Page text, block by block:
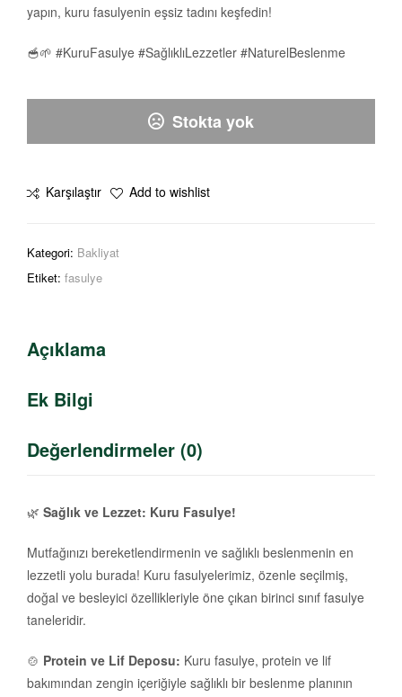
yapın, kuru fasulyenin eşsiz tadını keşfedin!
🥣🌱 #KuruFasulye #SağlıklıLezzetler #NaturelBeslenme
Stokta yok
Karşılaştır Add to wishlist
Kategori: Bakliyat
Etiket: fasulye
Açıklama
Ek Bilgi
Değerlendirmeler (0)
🌿 Sağlık ve Lezzet: Kuru Fasulye!
Mutfağınızı bereketlendirmenin ve sağlıklı beslenmenin en
lezzetli yolu burada! Kuru fasulyelerimiz, özenle seçilmiş,
doğal ve besleyici özellikleriyle öne çıkan birinci sınıf fasulye
taneleridir.
🍲 Protein ve Lif Deposu: Kuru fasulye, protein ve lif
bakımından zengin içeriğiyle sağlıklı bir beslenme planının